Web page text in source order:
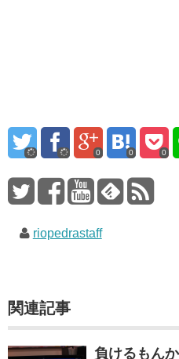
0 0 0
riopedrastaff
関連記事
負けるもんか